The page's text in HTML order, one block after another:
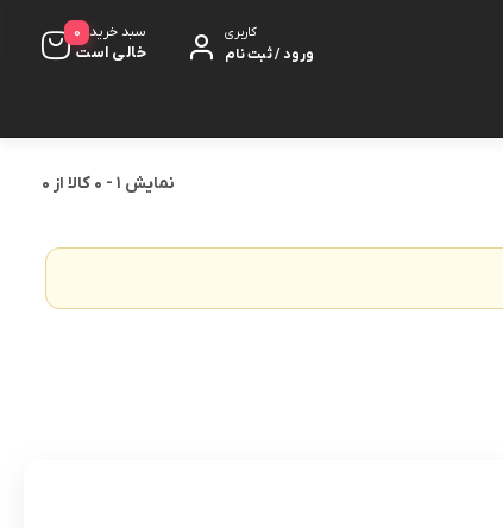
کاربری
ورود / ثبت نام
سبد خرید
خالی است
0
نمایش 1
-
0 کالا از 0